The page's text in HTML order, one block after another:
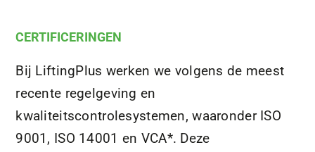
CERTIFICERINGEN
Bij LiftingPlus werken we volgens de meest
recente regelgeving en
kwaliteitscontrolesystemen, waaronder ISO
9001, ISO 14001 en VCA*. Deze